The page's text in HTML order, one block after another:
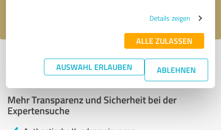
Details zeigen
ALLE ZULASSEN
AUSWAHL ERLAUBEN ABLEHNEN
melden
Mehr Transparenz und Sicherheit bei der
Expertensuche